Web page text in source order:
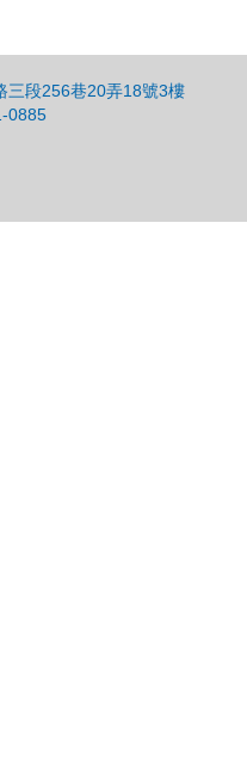
三段256巷20弄18號3樓
0885